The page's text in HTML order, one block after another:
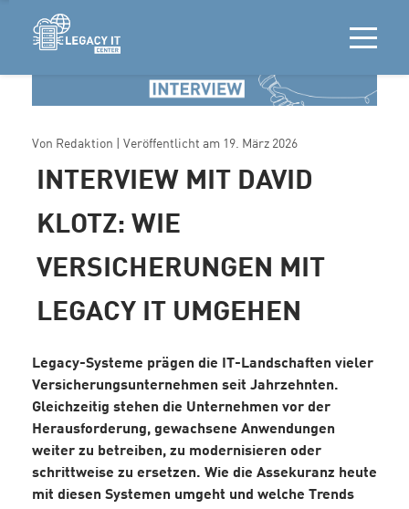
Von Redaktion | Veröffentlicht am 19. März 2026
INTERVIEW MIT DAVID
KLOTZ: WIE
VERSICHERUNGEN MIT
LEGACY IT UMGEHEN
Legacy-Systeme prägen die IT-Landschaften vieler
Versicherungsunternehmen seit Jahrzehnten.
Gleichzeitig stehen die Unternehmen vor der
Herausforderung, gewachsene Anwendungen
weiter zu betreiben, zu modernisieren oder
schrittweise zu ersetzen. Wie die Assekuranz heute
mit diesen Systemen umgeht und welche Trends